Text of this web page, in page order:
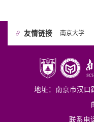
友情链接 南京大学
地址：南京市汉口
联系电